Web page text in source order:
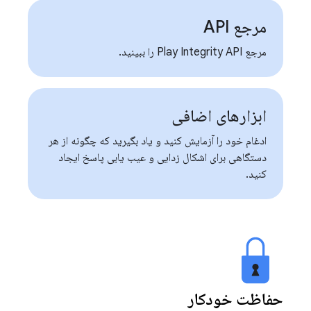
مرجع API
مرجع Play Integrity API را ببینید.
ابزارهای اضافی
ادغام خود را آزمایش کنید و یاد بگیرید که چگونه از هر
دستگاهی برای اشکال زدایی و عیب یابی پاسخ ایجاد
کنید.
حفاظت خودکار